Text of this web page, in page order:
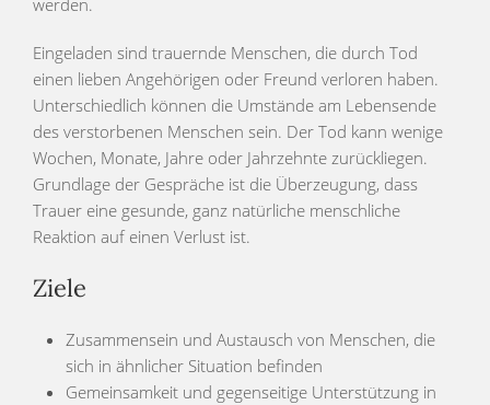
werden.
Eingeladen sind trauernde Menschen, die durch Tod
einen lieben Angehörigen oder Freund verloren haben.
Unterschiedlich können die Umstände am Lebensende
des verstorbenen Menschen sein. Der Tod kann wenige
Wochen, Monate, Jahre oder Jahrzehnte zurückliegen.
Grundlage der Gespräche ist die Überzeugung, dass
Trauer eine gesunde, ganz natürliche menschliche
Reaktion auf einen Verlust ist.
Ziele
Zusammensein und Austausch von Menschen, die
sich in ähnlicher Situation befinden
Gemeinsamkeit und gegenseitige Unterstützung in